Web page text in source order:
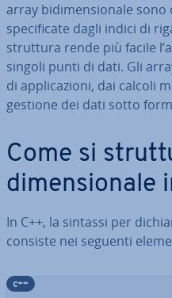
array bi­di­men­sio­na­le
spe­ci­fi­ca­te dagli indici di
struttura rende più facile
singoli punti di dati. Gli
di ap­pli­ca­zio­ni, dai calcoli
gestione dei dati sotto
Come si
di­men­sio­na­le
In C++, la sintassi per
consiste nei seguenti
c++